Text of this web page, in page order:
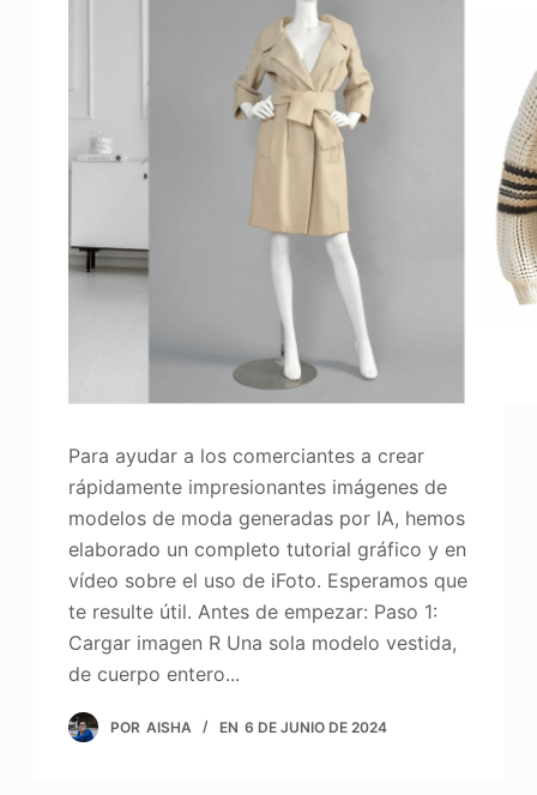
Para ayudar a los comerciantes a crear
rápidamente impresionantes imágenes de
modelos de moda generadas por IA, hemos
elaborado un completo tutorial gráfico y en
vídeo sobre el uso de iFoto. Esperamos que
te resulte útil. Antes de empezar: Paso 1:
Cargar imagen R Una sola modelo vestida,
de cuerpo entero...
POR AISHA EN 6 DE JUNIO DE 2024